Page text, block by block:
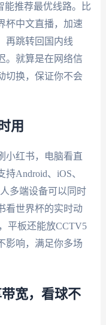
能推荐最优线路。比
杯中文直播，加速
再跳转回国内线
。就算是在网络信
切换，保证你不会
用
红书，电脑看直
持Android、iOS、
多端设备可以同时
看世界杯的实时动
平板还能放CCTV5
影响，满足你多场
宽，看球不